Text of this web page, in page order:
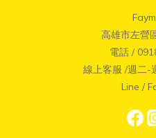
高雄市左營
電話 /
線上客服 /週二-
Line /